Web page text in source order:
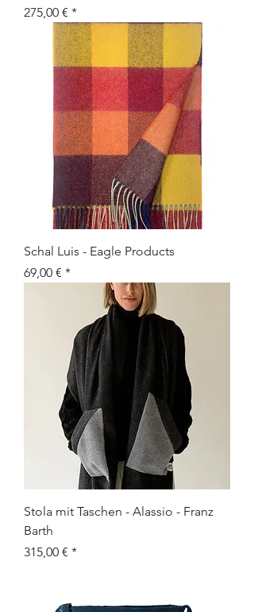
Preis
275,00 €
Schal Luis - Eagle Products
Preis
69,00 €
Stola mit Taschen - Alassio - Franz
Barth
Preis
315,00 €